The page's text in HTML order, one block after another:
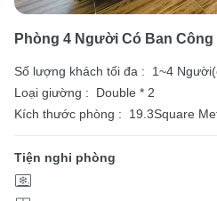
Phòng 4 Người Có Ban Công
Số lượng khách tối đa :
1~4
Loại giường :
Double * 2
Kích thước phòng :
19.3Square
Tiện nghi phòng